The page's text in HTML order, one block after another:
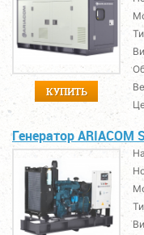
КУПИТЬ
Генератор ARIACOM